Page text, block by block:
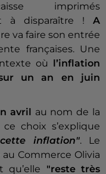
imprimés
à disparaître ! A
va faire son entrée
françaises. Une
où
l’inflation
un an en juin
avril
au nom de la
choix s’explique
inflation". Le
Commerce Olivia
qu’elle "reste très